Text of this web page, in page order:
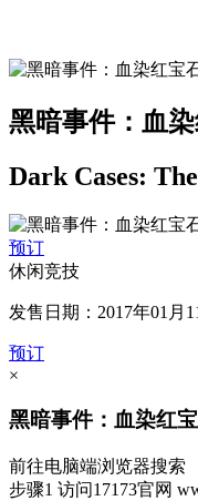
黑暗事件：血
Dark Cases:
预订
休闲竞技
发售日期：2017年01月
预订
×
黑暗事件：血染红
前往电脑端浏览器搜索
步骤1 访问17173官网